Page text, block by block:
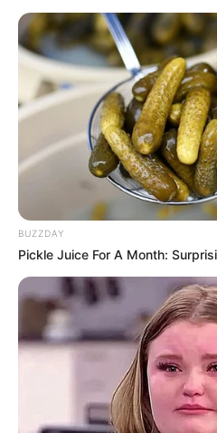
BUZZDAY
Pickle Juice For A Month: